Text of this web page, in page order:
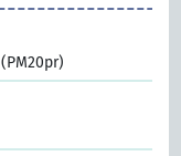
(PM20pr)